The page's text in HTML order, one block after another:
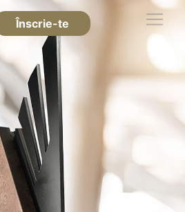
Înscrie-te